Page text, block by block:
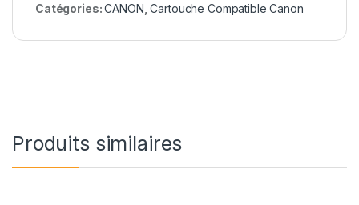
Catégories:CANON,Cartouche Compatible Canon
Produits similaires